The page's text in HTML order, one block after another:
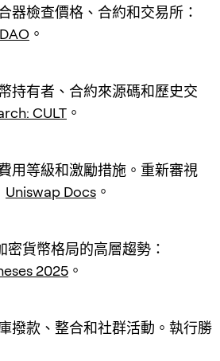
器檢查價格、合約和交易所：
。
持有者、合約來源碼和歷史交
CULT 。
用等級和激勵措施。重新審視
Uniswap Docs 。
密貨幣格局的高層趨勢：
2025 。
撥款、整合和社群活動。執行勝